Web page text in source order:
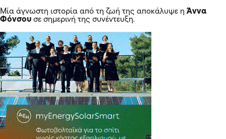
Μία άγνωστη ιστορία από τη ζωή της αποκάλυψε η Άννα
Φόνσου σε σημερινή της συνέντευξη.